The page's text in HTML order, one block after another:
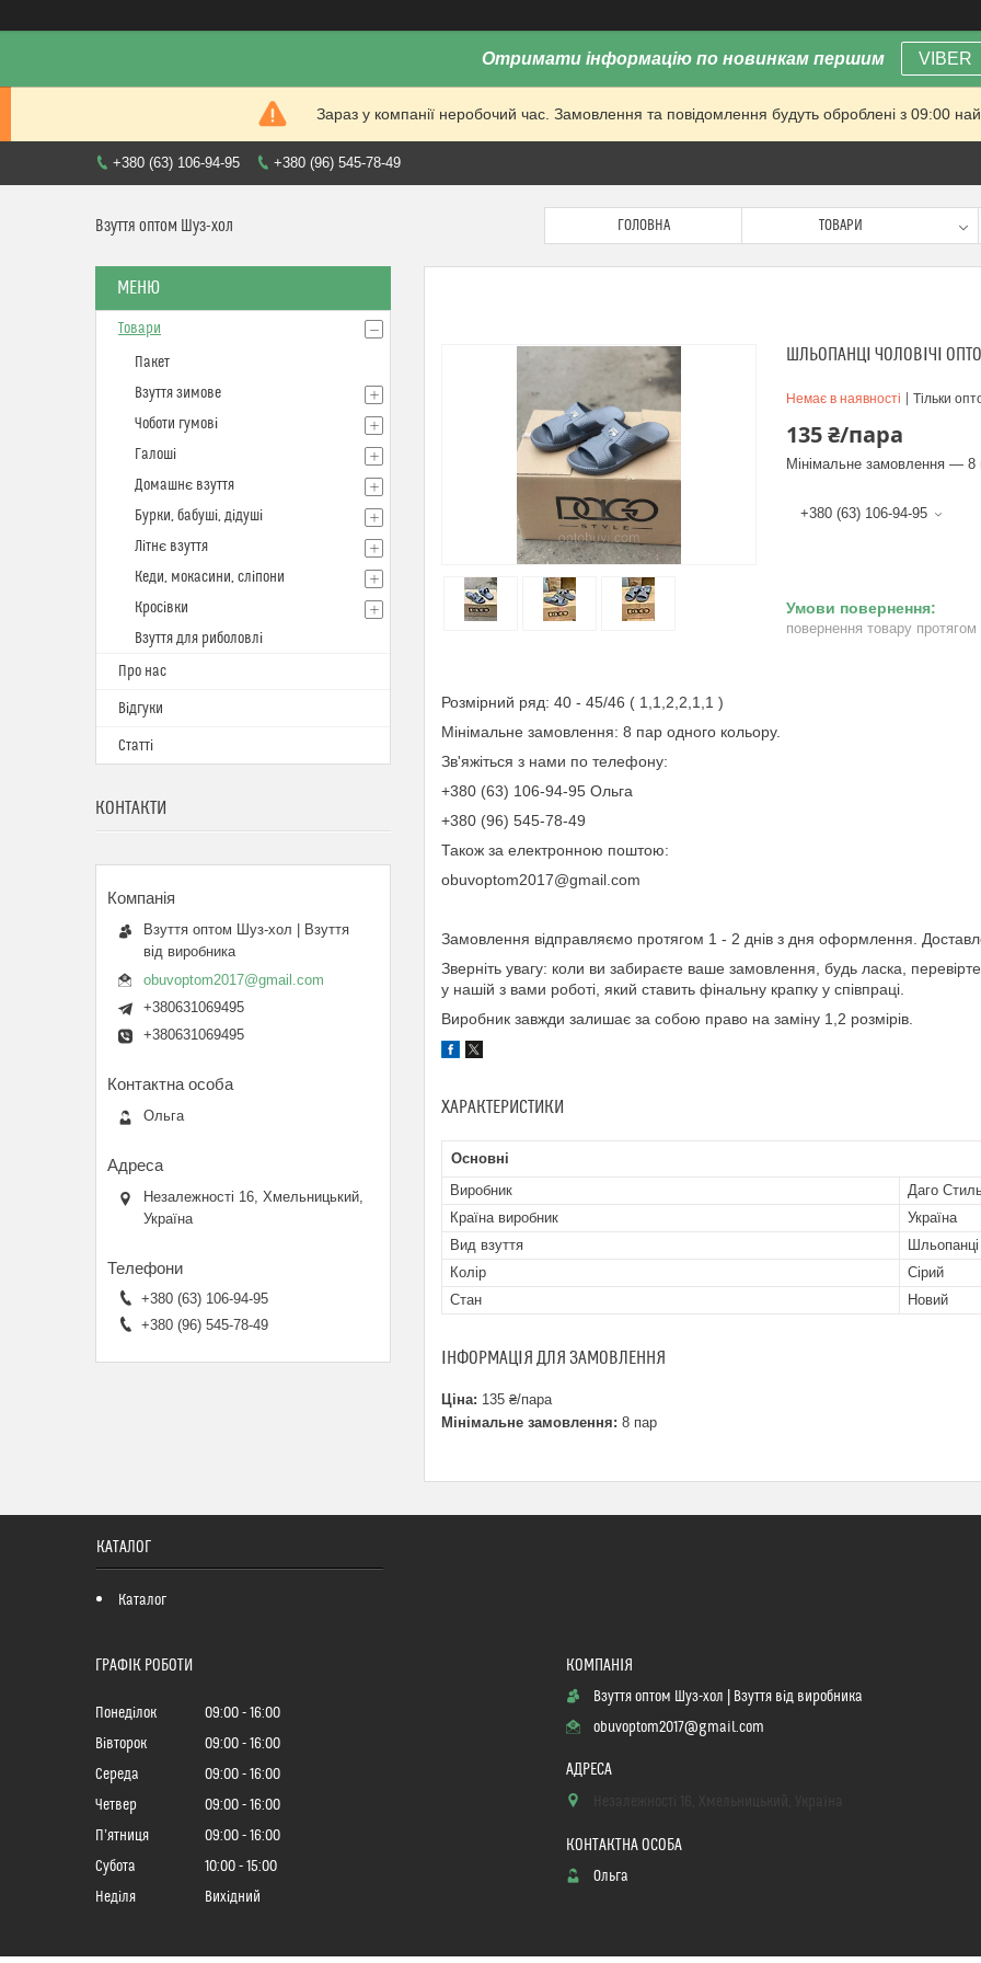
Отримати інформацію по новинкам першим VIBER
Зараз у компанії неробочий час. Замовлення та повідомлення будуть оброблені з 09:00
+380 (63) 106-94-95 +380 (96) 545-78-49
Взуття оптом Шуз-хол ГОЛОВНА ТОВАРИ
ШЛЬОПАНЦІ ЧОЛОВІЧІ
Немає в наявності Тільки
135 ₴/пара
Мінімальне замовлення — 8
+380 (63) 106-94-95
повернення товару
Розмірний ряд: 40 - 45/46 ( 1,1,2,2,1,1 )
Мінімальне замовлення: 8 пар одного кольору.
Зв'яжіться з нами по телефону:
+380 (63) 106-94-95 Ольга
+380 (96) 545-78-49
Також за електронною поштою:
obuvoptom2017@gmail.com
Замовлення відправляємо протягом 1 - 2 днів з дня оформлення.
Зверніть увагу: коли ви забираєте ваше замовлення, будь ласка,
у нашій з вами роботі, який ставить фінальну крапку у співпраці.
Виробник завжди залишає за собою право на заміну 1,2 розмірів.
ХАРАКТЕРИСТИКИ
Основні
Виробник
Даго
Країна виробник
Україна
Вид взуття
Шльопанці
Колір
Сірий
Стан
Новий
ІНФОРМАЦІЯ ДЛЯ ЗАМОВЛЕННЯ
Ціна: 135 ₴/пара
Мінімальне замовлення: 8 пар
Товари
Пакет
Взуття зимове
Чоботи гумові
Галоші
Домашнє взуття
Бурки, бабуші, дідуші
Літнє взуття
Кеди, мокасини, сліпони
Кросівки
Взуття для риболовлі
Про нас
Відгуки
Статті
КОНТАКТИ
Взуття оптом Шуз-хол | Взуття
від виробника
obuvoptom2017@gmail.com
+380631069495
+380631069495
Ольга
Незалежності 16, Хмельницький,
Україна
+380 (63) 106-94-95
+380 (96) 545-78-49
КАТАЛОГ
Каталог
ГРАФІК РОБОТИ
Понеділок 09:00
16:00
Вівторок
09:00
16:00
Середа
09:00
16:00
Четвер
09:00
16:00
Пʼятниця
09:00
16:00
Субота
10:00
15:00
Неділя
Вихідний
Взуття оптом Шуз-хол | Взуття від виробника
obuvoptom2017@gmail.com
Ольга